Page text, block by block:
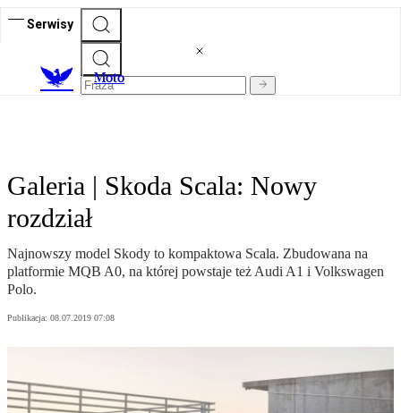
Serwisy
Moto
Galeria | Skoda Scala: Nowy
rozdział
Najnowszy model Skody to kompaktowa Scala. Zbudowana na
platformie MQB A0, na której powstaje też Audi A1 i Volkswagen
Polo.
Publikacja: 08.07.2019 07:08